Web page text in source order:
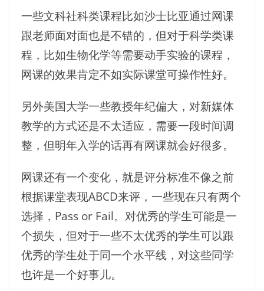
一些文科社科类课程比如沙士比亚通过网课
跟老师面对面也是不错的，但对于科学类课
程，比如生物化学等需要动手实验的课程，
网课的效果肯定不如实际课堂可操作性好。
另外美国大学一些教授年纪偏大，对新媒体
教学的方式还是不太适应，需要一段时间调
整，但明年入学的话再有网课就会好很多。
网课还有一个变化，就是评分标准不像之前
根据课堂表现ABCD来评，一些现在只有两个
选择，Pass or Fail。对优秀的学生可能是一
个损失，但对于一些不太优秀的学生可以跟
优秀的学生处于同一个水平线，对这些同学
也许是一个好事儿。